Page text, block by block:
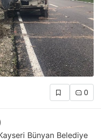
0
Bünyan Belediye